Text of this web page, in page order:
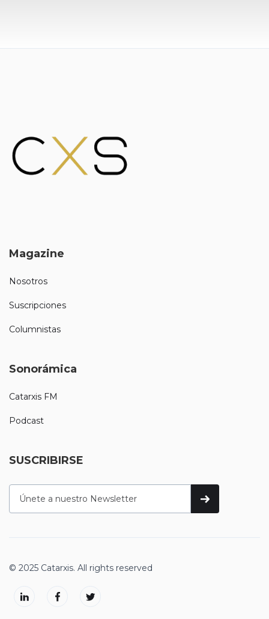
Magazine
Nosotros
Suscripciones
Columnistas
Sonorámica
Catarxis FM
Podcast
SUSCRIBIRSE
© 2025 Catarxis. All rights reserved